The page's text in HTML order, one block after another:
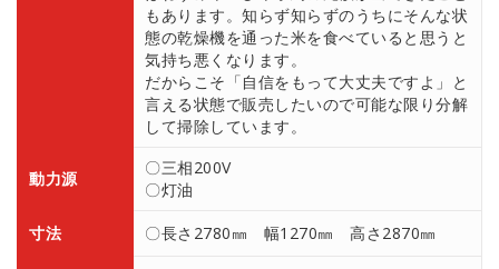
もあります。知らず知らずのうちにそんな状
態の乾燥機を通った米を食べていると思うと
気持ち悪くなります。
だからこそ「自信をもって大丈夫ですよ」と
言える状態で販売したいので可能な限り分解
して掃除しています。
動力源
〇三相200V
〇灯油
寸法 〇長さ2780㎜ 幅1270㎜ 高さ2870㎜